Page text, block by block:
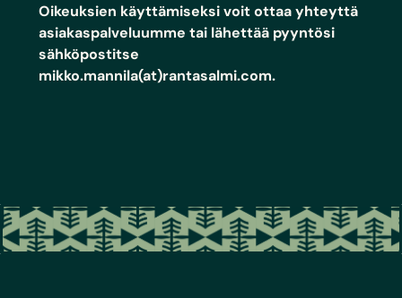
Oikeuksien käyttämiseksi voit ottaa yhteyttä
asiakaspalveluumme tai lähettää pyyntösi
sähköpostitse
mikko.mannila(at)rantasalmi.com.